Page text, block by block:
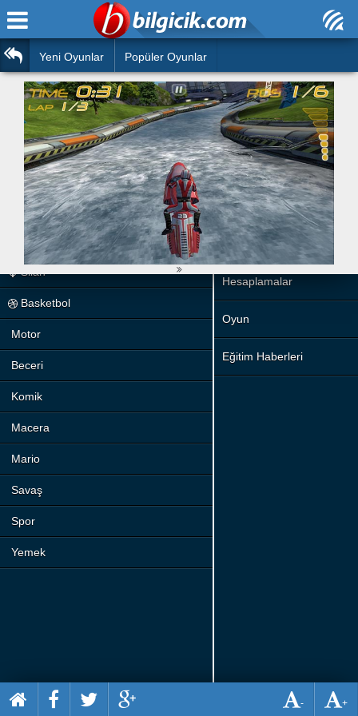
Araba
Bilardo
Barbie
Boyama
Futbol
Çocuk
Angry Birds
Silah
Basketbol
Motor
Beceri
Komik
Macera
Mario
Savaş
Spor
Yemek
Ana Sayfa
Bilmeceler
Bulmacalar
Deyimler
Duvar Yazıları
Hızlı Okuma Testi
Hesaplamalar
Oyun
Eğitim Haberleri
Yeni Oyunlar Popüler Oyunlar
+
-